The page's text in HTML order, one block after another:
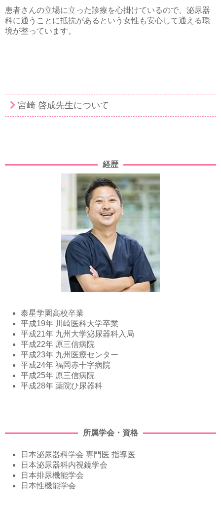
患者さんの立場に立った診療を心掛けているので、泌尿器
科に通うことに抵抗があるという女性も安心して通える環
境が整っています。
宮崎 啓成先生について
経歴
泰星学園高校卒業
平成19年 川崎医科大学卒業
平成21年 九州大学泌尿器科入局
平成22年 原三信病院
平成23年 九州医療センター
平成24年 福岡赤十字病院
平成25年 原三信病院
平成28年 薬院ひ尿器科
所属学会・資格
日本泌尿器科学会 専門医 指導医
日本泌尿器科内視鏡学会
日本排尿機能学会
日本性機能学会